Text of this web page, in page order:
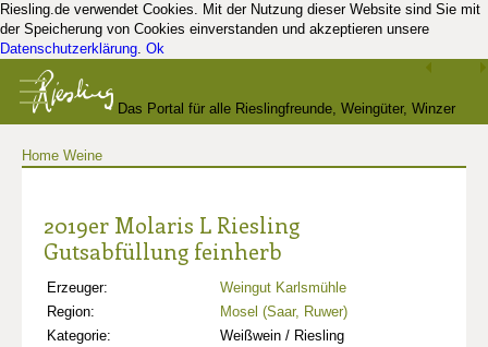
Riesling.de verwendet Cookies. Mit der Nutzung dieser Website sind Sie mit
der Speicherung von Cookies einverstanden und akzeptieren unsere
Datenschutzerklärung. Ok
Das Portal für alle Rieslingfreunde, Weingüter, Winzer
Home Weine
2019er Molaris L Riesling
Gutsabfüllung feinherb
Erzeuger:
Weingut Karlsmühle
Region:
Mosel (Saar, Ruwer)
Kategorie:
Weißwein / Riesling